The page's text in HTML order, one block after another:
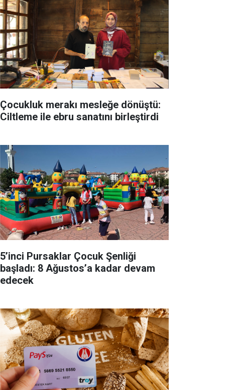
Çocukluk merakı mesleğe dönüştü:
Ciltleme ile ebru sanatını birleştirdi
5’inci Pursaklar Çocuk Şenliği
başladı: 8 Ağustos’a kadar devam
edecek